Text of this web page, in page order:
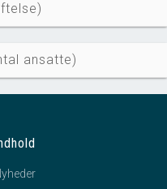
ansatte)